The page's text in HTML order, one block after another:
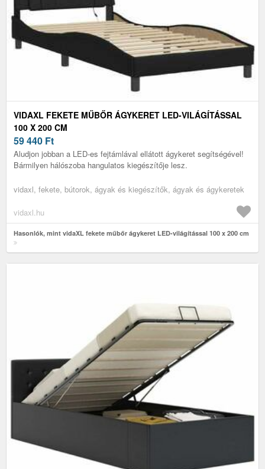
VIDAXL FEKETE MŰBŐR ÁGYKERET LED-VILÁGÍTÁSSAL
100 X 200 CM
59 440 Ft
Aludjon jobban a LED-es fejtámlával ellátott ágykeret segítségével!
Bármilyen hálószoba hangulatos kiegészítője lesz.
vidaxl, fekete, bútorok, ágyak és kiegészítők, ágyak és ágykeretek
vidaxl.hu
Hasonlók, mint vidaXL fekete műbőr ágykeret LED-világítással 100 x 200 cm